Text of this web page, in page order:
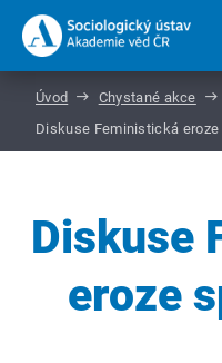
Úvod
Chystané akce
Diskuse Feministická
Diskuse
eroze